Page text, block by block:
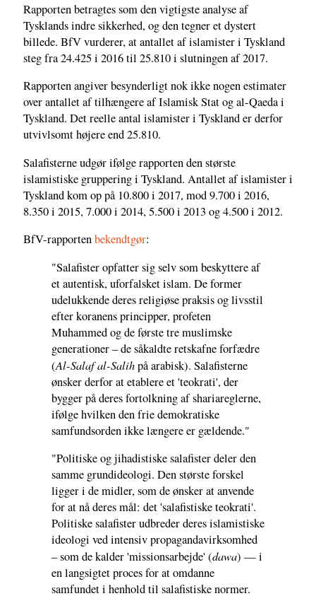
Rapporten betragtes som den vigtigste analyse af
Tysklands indre sikkerhed, og den tegner et dystert
billede. BfV vurderer, at antallet af islamister i Tyskland
steg fra 24.425 i 2016 til 25.810 i slutningen af 2017.
Rapporten angiver besynderligt nok ikke nogen estimater
over antallet af tilhængere af Islamisk Stat og al-Qaeda i
Tyskland. Det reelle antal islamister i Tyskland er derfor
utvivlsomt højere end 25.810.
Salafisterne udgør ifølge rapporten den største
islamistiske gruppering i Tyskland. Antallet af islamister i
Tyskland kom op på 10.800 i 2017, mod 9.700 i 2016,
8.350 i 2015, 7.000 i 2014, 5.500 i 2013 og 4.500 i 2012.
BfV-rapportenbekendtgør:
"Salafister opfatter sig selv som beskyttere af
et autentisk, uforfalsket islam. De former
udelukkende deres religiøse praksis og livsstil
efter koranens principper, profeten
Muhammed og de første tre muslimske
generationer – de såkaldte retskafne forfædre
(Al-Salaf al-Salihpå arabisk). Salafisterne
ønsker derfor at etablere et 'teokrati', der
bygger på deres fortolkning af shariareglerne,
ifølge hvilken den frie demokratiske
samfundsorden ikke længere er gældende."
"Politiske og jihadistiske salafister deler den
samme grundideologi. Den største forskel
ligger i de midler, som de ønsker at anvende
for at nå deres mål: det 'salafistiske teokrati'.
Politiske salafister udbreder deres islamistiske
ideologi ved intensiv propagandavirksomhed
– som de kalder 'missionsarbejde' (dawa) — i
en langsigtet proces for at omdanne
samfundet i henhold til salafistiske normer.